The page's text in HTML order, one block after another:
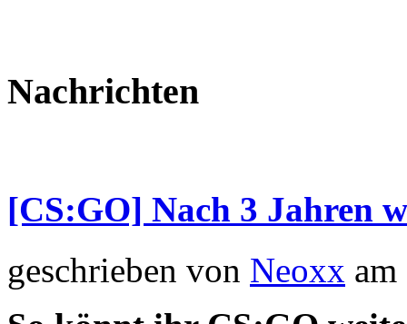
Nachrichten
[CS:GO] Nach 3 Jahren
geschrieben von Neoxx